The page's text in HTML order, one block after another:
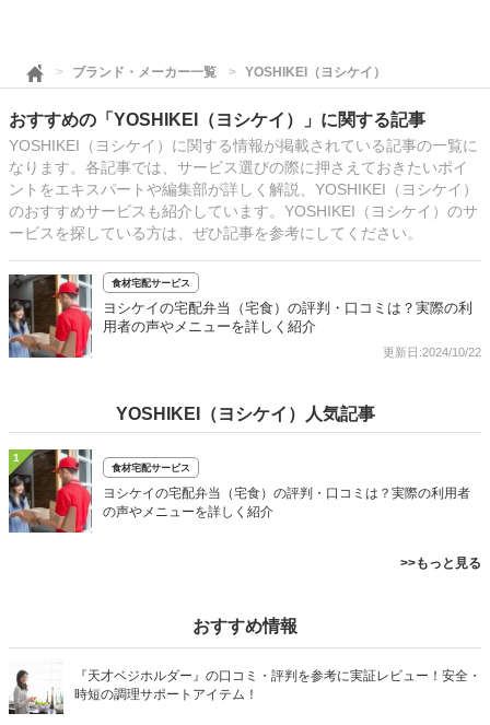
ブランド・メーカー一覧 YOSHIKEI（ヨシケイ）
おすすめの「YOSHIKEI（ヨシケイ）」に関する記事
YOSHIKEI（ヨシケイ）に関する情報が掲載されている記事の一覧に
なります。各記事では、サービス選びの際に押さえておきたいポイ
ントをエキスパートや編集部が詳しく解説、YOSHIKEI（ヨシケイ）
のおすすめサービスも紹介しています。YOSHIKEI（ヨシケイ）のサ
ービスを探している方は、ぜひ記事を参考にしてください。
食材宅配サービス
ヨシケイの宅配弁当（宅食）の評判・口コミは？実際の利
用者の声やメニューを詳しく紹介
更新日:2024/10/22
YOSHIKEI（ヨシケイ）人気記事
1
食材宅配サービス
ヨシケイの宅配弁当（宅食）の評判・口コミは？実際の利用者
の声やメニューを詳しく紹介
>>もっと見る
おすすめ情報
『天才ベジホルダー』の口コミ・評判を参考に実証レビュー！安全・
時短の調理サポートアイテム！